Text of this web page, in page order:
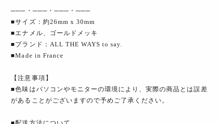
───・───・───・───
■サイズ：約26mm x 30mm
■エナメル、ゴールドメッキ
■ブランド：ALL THE WAYS to say.
■Made in France
【注意事項】
■色味はパソコンやモニターの環境により、実際の商品とは誤差
があることがございますので予めご了承ください。